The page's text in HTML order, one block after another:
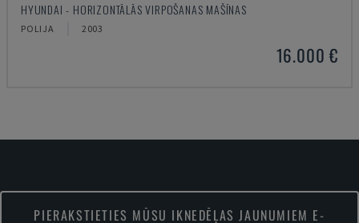
HYUNDAI - HORIZONTĀLĀS VIRPOŠANAS MAŠĪNAS
POLIJA 2003
16.000 €
PIERAKSTIETIES MŪSU IKNEDĒĻAS JAUNUMIEM E-